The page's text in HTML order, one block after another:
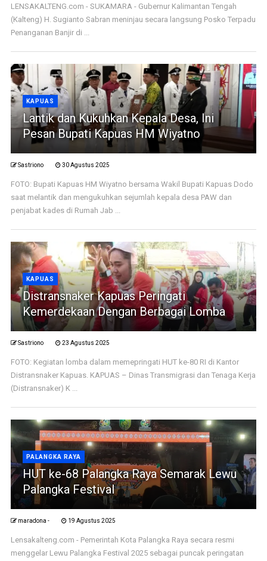
LENSAKALTENG.com - SUKAMARA - Gubernur Kalimantan Tengah
(Kalteng) H. Sugianto Sabran meninjau secara langsung Posko Terpadu
Penanganan Banjir di ...
KAPUAS
Lantik dan Kukuhkan Kepala Desa, Ini
Pesan Bupati Kapuas HM Wiyatno
Sastriono 30 Agustus 2025
FOTO: Bupati Kapuas HM Wiyatno bersama Wakil Bupati Kapuas Dodo
saat melantik dan mengukuhkan sejumlah kepala desa PAW dan
penjabat kades di Rumah Jab ...
KAPUAS
Distransnaker Kapuas Peringati
Kemerdekaan Dengan Berbagai Lomba
Sastriono 23 Agustus 2025
FOTO: Kegiatan lomba dalam memepringati HUT ke-80 RI di Kantor
Distransnaker Kapuas. KAPUAS – Dinas Transmigrasi dan Tenaga Kerja
(Distransnaker) K ...
PALANGKA RAYA
HUT ke-68 Palangka Raya Semarak Lewu
Palangka Festival
maradona - 19 Agustus 2025
Lensakalteng.com - Pemerintah Kota Palangka Raya secara resmi
menggelar Lewu Palangka Festival 2025 sebagai puncak peringatan